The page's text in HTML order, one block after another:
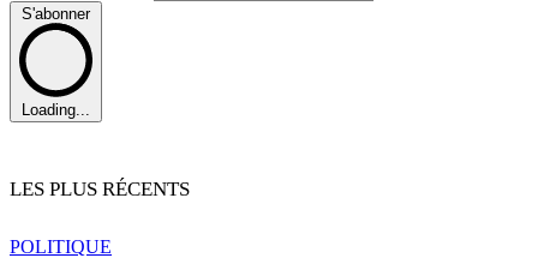
S'abonner
Loading...
LES PLUS RÉCENTS
POLITIQUE